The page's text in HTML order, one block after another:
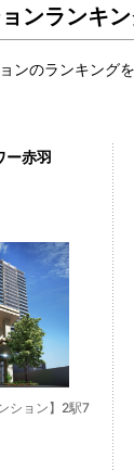
ンランキ
ンのランキング
ー赤羽
ション】2駅7